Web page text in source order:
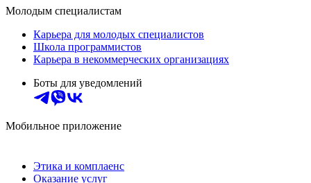
Молодым специалистам
Карьера для молодых специалистов
Школа программистов
Карьера в некоммерческих организациях
Боты для уведомлений
Мобильное приложение
Этика и комплаенс
Оказание услуг